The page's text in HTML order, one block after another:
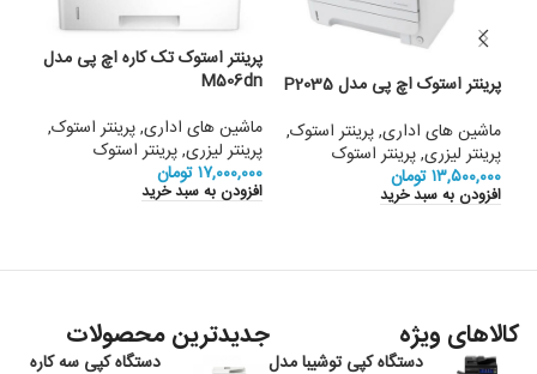
پرینتر استوک اچ پی مدل P2035
ماشین های اداری,پرینتر استوک,
پرینتر لیزری,پرینتر استوک
۱۳,۵۰۰,۰۰۰تومان
افزودن به سبد خرید
پرینتر استوک تک کاره اچ پی مدل
M506dn
ماشین های اداری,پرینتر استوک,
پرینتر لیزری,پرینتر استوک
۱۷,۰۰۰,۰۰۰تومان
افزودن به سبد خرید
کالاهای ویژه
دستگاه کپی توشیبا مدل
جدیدترین محصولات
دستگاه کپی سه کاره